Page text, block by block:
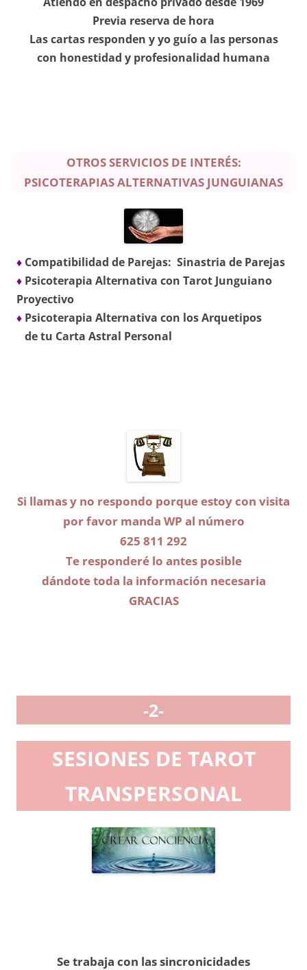
Previa reserva de hora
Las cartas responden y yo guío a las personas
con honestidad y profesionalidad humana
OTROS SERVICIOS DE INTERÉS:
PSICOTERAPIAS ALTERNATIVAS JUNGUIANAS
♦ Compatibilidad de Parejas: Sinastria de Parejas
♦ Psicoterapia Alternativa con Tarot Junguiano
Proyectivo
♦ Psicoterapia Alternativa con los Arquetipos
de tu Carta Astral Personal
Si llamas y no respondo porque estoy con visita
por favor manda WP al número
625 811 292
Te responderé lo antes posible
dándote toda la información necesaria
GRACIAS
-2-
SESIONES DE TAROT
TRANSPERSONAL
Se trabaja con las sincronicidades